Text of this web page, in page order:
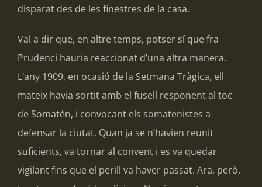
disparat des de les finestres de la casa.
Val a dir que, en altre temps, potser sí que fra
Prudenci hauria reaccionat d’una altra manera.
L’any 1909, en ocasió de la Setmana Tràgica, ell
mateix havia sortit amb el fusell responent al toc
de Somatén, i convocant els somatenistes a
defensar la ciutat. Quan ja se n’havien reunit
suficients, va tornar al convent i es va quedar
vigilant fins que el perill va haver passat. Ara, però,